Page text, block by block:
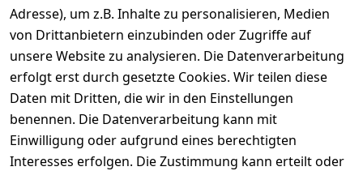
Adresse), um z.B. Inhalte zu personalisieren, Medien
von Drittanbietern einzubinden oder Zugriffe auf
unsere Website zu analysieren. Die Datenverarbeitung
erfolgt erst durch gesetzte Cookies. Wir teilen diese
Daten mit Dritten, die wir in den Einstellungen
benennen. Die Datenverarbeitung kann mit
Einwilligung oder aufgrund eines berechtigten
Interesses erfolgen. Die Zustimmung kann erteilt oder